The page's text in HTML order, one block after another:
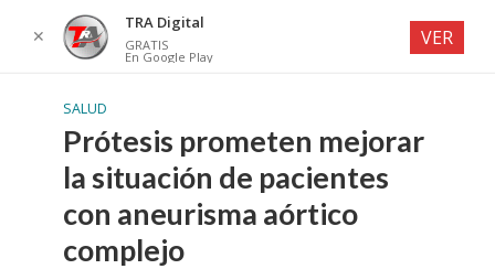
SALUD
Prótesis prometen mejorar
la situación de pacientes
con aneurisma aórtico
complejo
✕
TRA Digital
GRATIS
En Google Play
VER